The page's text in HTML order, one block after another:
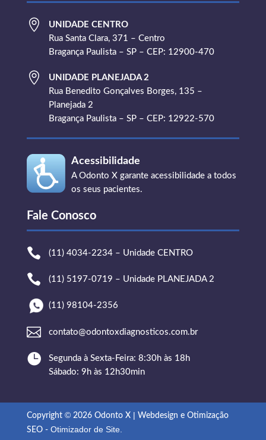

UNIDADE CENTRO
Rua Santa Clara, 371 – Centro
Bragança Paulista – SP – CEP: 12900-470

UNIDADE PLANEJADA 2
Rua Benedito Gonçalves Borges, 135 –
Planejada 2
Bragança Paulista – SP – CEP: 12922-570
Acessibilidade
A Odonto X garante acessibilidade a todos
os seus pacientes.
Fale Conosco
 (11) 4034-2234 – Unidade CENTRO
 (11) 5197-0719 – Unidade PLANEJADA 2
(11) 98104-2356
 contato@odontoxdiagnosticos.com.br

Segunda à Sexta-Feira: 8:30h às 18h
Sábado: 9h às 12h30min
Copyright ©2026 Odonto X | Webdesign e Otimização
SEO - Otimizador de Site.